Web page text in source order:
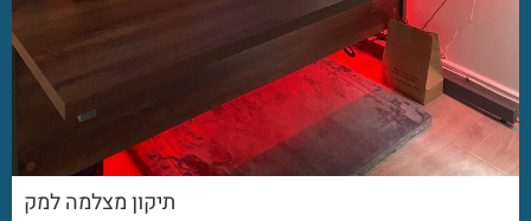
תיקון מצלמה למק